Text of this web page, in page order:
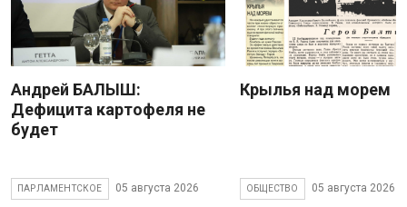
Андрей БАЛЫШ:
Дефицита картофеля не
будет
ПАРЛАМЕНТСКОЕ 05 августа 2026
Крылья над морем
ОБЩЕСТВО 05 августа 2026